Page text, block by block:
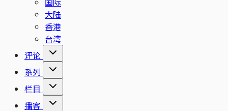
大陆
香港
台湾
评论
系列
栏目
播客